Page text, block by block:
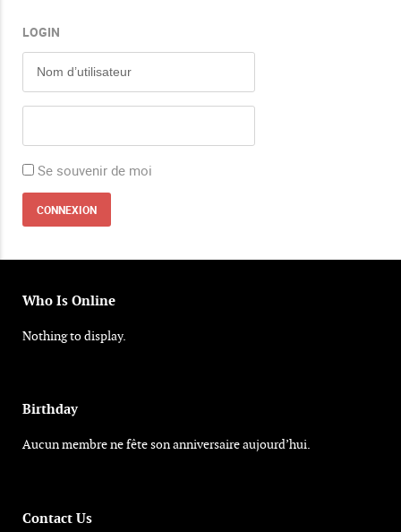
LOGIN
Se souvenir de moi
Who Is Online
Nothing to display.
Birthday
Aucun membre ne fête son anniversaire aujourd’hui.
Contact Us